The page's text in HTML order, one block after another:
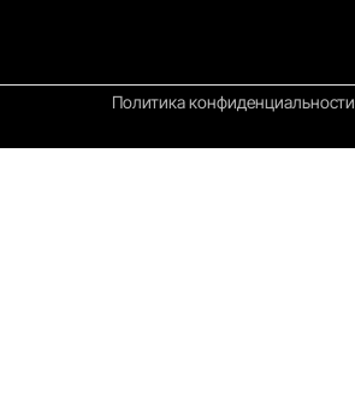
Политика конфиденциальности